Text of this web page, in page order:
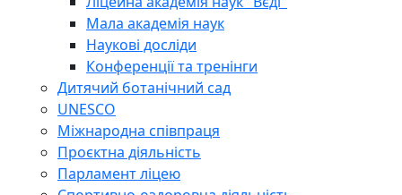
Мала академія наук
Наукові досліди
Конференції та тренінги
Дитячий ботанічний сад
UNESCO
Міжнародна співпраця
Проєктна діяльність
Парламент ліцею